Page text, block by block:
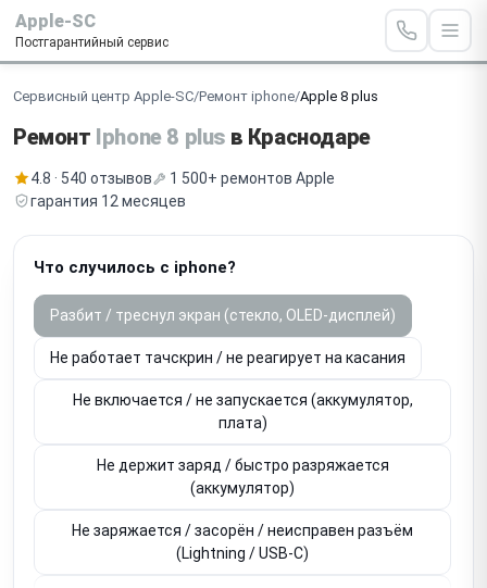
Apple-SC
Постгарантийный сервис
Сервисный центр Apple-SC/Ремонт iphone/Apple 8 plus
Ремонт Iphone 8 plus в Краснодаре
4.8 · 540 отзывов
1 500+ ремонтов Apple
гарантия 12 месяцев
Что случилось с iphone?
Разбит / треснул экран (стекло, OLED-дисплей)
Не работает тачскрин / не реагирует на касания
Не включается / не запускается (аккумулятор,
плата)
Не держит заряд / быстро разряжается
(аккумулятор)
Не заряжается / засорён / неисправен разъём
(Lightning / USB-C)